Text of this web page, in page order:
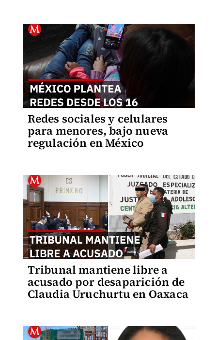
Redes sociales y celulares
para menores, bajo nueva
regulación en México
Tribunal mantiene libre a
acusado por desaparición de
Claudia Uruchurtu en Oaxaca